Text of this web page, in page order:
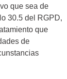
que sea de
30.5 del RGPD,
que
de